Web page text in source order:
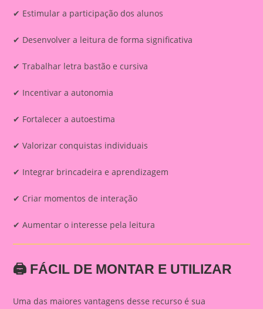
✔ Estimular a participação dos alunos
✔ Desenvolver a leitura de forma significativa
✔ Trabalhar letra bastão e cursiva
✔ Incentivar a autonomia
✔ Fortalecer a autoestima
✔ Valorizar conquistas individuais
✔ Integrar brincadeira e aprendizagem
✔ Criar momentos de interação
✔ Aumentar o interesse pela leitura
🖨️ FÁCIL DE MONTAR E UTILIZAR
Uma das maiores vantagens desse recurso é sua